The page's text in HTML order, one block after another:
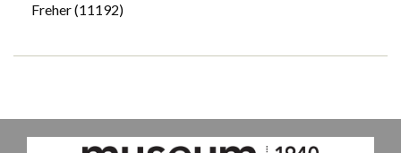
Freher(11192)